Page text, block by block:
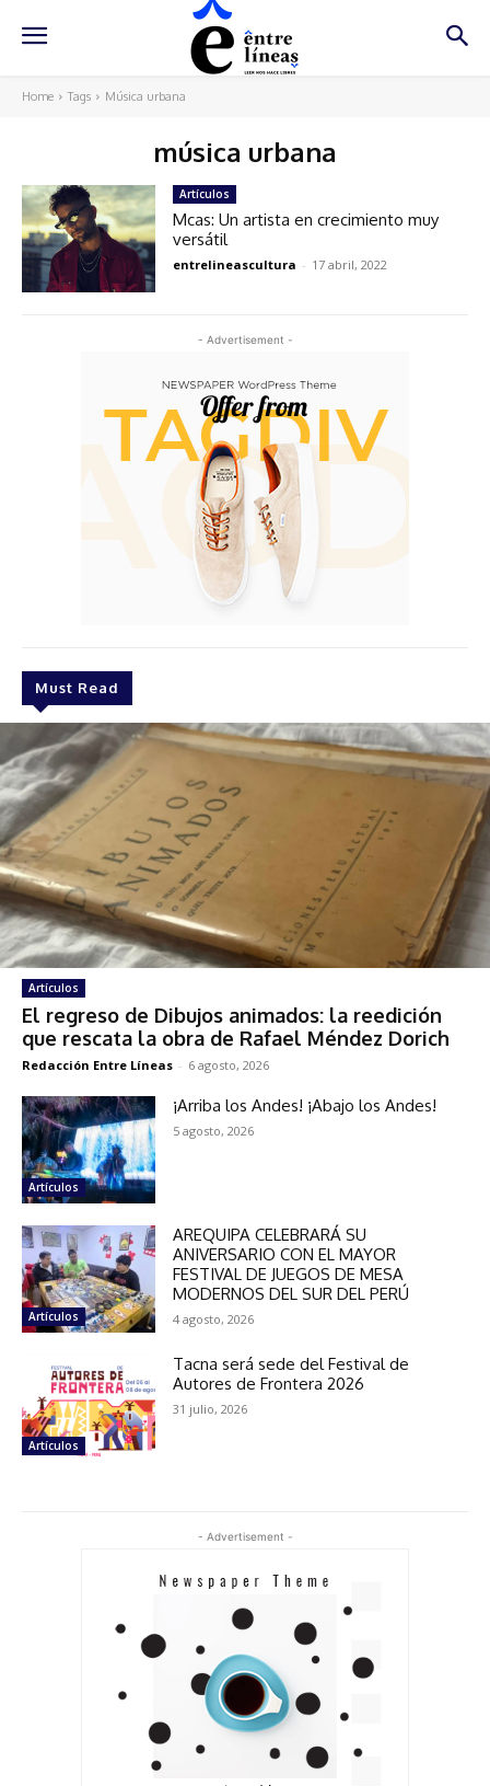
Home Tags Música urbana
música urbana
- Advertisement -
Must Read
Artículos
El regreso de Dibujos animados: la reedición
que rescata la obra de Rafael Méndez Dorich
Redacción Entre Líneas - 6 agosto, 2026
Artículos
¡Arriba los Andes! ¡Abajo los Andes!
5 agosto, 2026
Artículos
AREQUIPA CELEBRARÁ SU
ANIVERSARIO CON EL MAYOR
FESTIVAL DE JUEGOS DE MESA
MODERNOS DEL SUR DEL PERÚ
4 agosto, 2026
Artículos
Tacna será sede del Festival de
Autores de Frontera 2026
31 julio, 2026
Artículos
Mcas: Un artista en crecimiento muy
versátil
entrelineascultura - 17 abril, 2022
- Advertisement -